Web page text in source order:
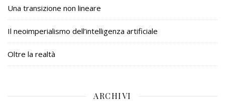
Una transizione non lineare
Il neoimperialismo dell’intelligenza artificiale
Oltre la realtà
ARCHIVI